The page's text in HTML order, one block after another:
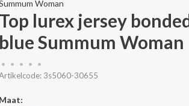
Woman
Top lurex jersey
blue Summum Woman
• • • •
•
3s5060-30655
Maat: